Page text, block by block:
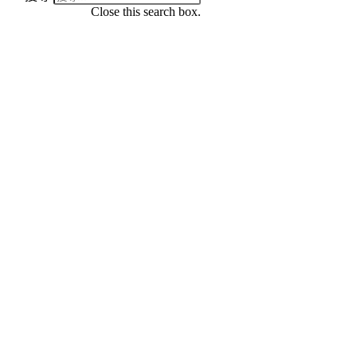
Close this search box.